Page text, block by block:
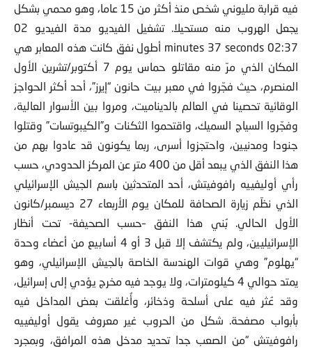
فيه قرابة مليوني شخص منذ أكثر من 15 عاما، وهو محمي بشكل
يجعل الهروب منه مستحيلا. تشغيل الفيديو مدة الفيديو 02
minutes 37 seconds 02:37 أطول نفق كانت هذه المعابر هي
المكان الذي مرّ منه مقاتلو حماس يوم 7 أكتوبر/تشرين الأول
المنصرم، حيث فجّروا في معبر بيت حانون “إيرز”، أحد أكثر الحواجز
الوقائية تحصينا في العالم بالديناميت، ومروا بين الأسوار العالية،
وفجّروا السياج السميك، واقتحموا الثكنات و”الكيبوتسات” وقتلوا
جنودا ومدنيين، واحتجزوا أسرى، ربما يكونون قد عادوا بهم من
هذا النفق الذي يبعد أقل من 400 متر عن المركز الحدودي، حسب
رأي أوليفييه رافوفيتش، أحد المتحدثين باسم الجيش الإسرائيلي
الذي نظّم زيارة الصحافة للمكان يوم الأربعاء 27 ديسمبر/كانون
الأول الحالي. بُني هذا النفق –حسب الصحيفة- تحت أنظار
الإسرائيليين، ولم يكتشف إلا قبل 3 أو 4 أسابيع من أعضاء وحدة
“يهلوم” وهي قوات الهندسة الخاصة بالجيش الإسرائيلي، وهو
يمتد حوالي 4 كيلومترات، ولا يوجد فيه مخرج يؤدي إلى إسرائيل،
وقد عُثر فيه على أسلحة وذخائر، وأُغلقت بعض المداخل فيه
بأبواب مصفحة. شكل من الحروب غير معروف يقول أوليفييه
رافوفيتش “من الصعب جدا تحديد مدخل هذه المرافق، وبمجرد